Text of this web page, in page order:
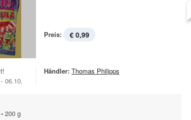
Preis: € 0,99
06.10.
Händler: Thomas Philipps
200 g